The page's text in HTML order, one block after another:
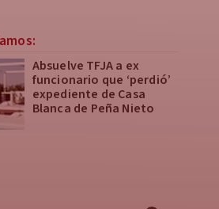
Absuelve TFJA a ex
funcionario que ‘perdió’
expediente de Casa
Blanca de Peña Nieto